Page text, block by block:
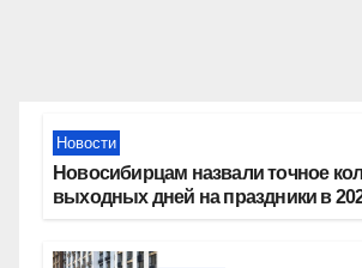
Новости
Новосибирцам назвали точное
выходных дней на праздники в